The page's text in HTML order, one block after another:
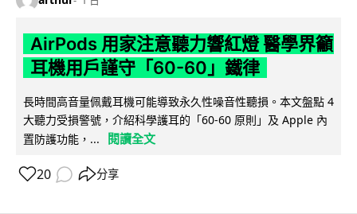
AirPods 用家注意聽力響紅燈 醫學界籲
耳機用戶謹守「60-60」鐵律
長時間高音量佩戴耳機可能導致永久性噪音性聽損。本文盤點 4
大聽力受損警號，介紹科學護耳的「60-60 原則」及 Apple 內
置防護功能，...
閱讀全文
20 分享